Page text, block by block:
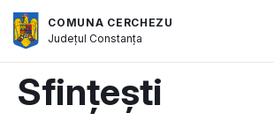
COMUNA CERCHEZU
JudețulConstanța
Sfințești